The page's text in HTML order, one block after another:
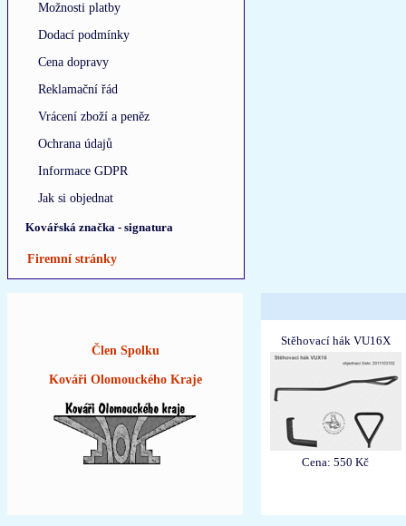
Možnosti platby
Dodací podmínky
Cena dopravy
Reklamační řád
Vrácení zboží a peněz
Ochrana údajů
Informace GDPR
Jak si objednat
Kovářská značka - signatura
Firemní stránky
Člen Spolku
Kováři Olomouckého Kraje
Stěhovací hák VU16X
Cena: 550 Kč